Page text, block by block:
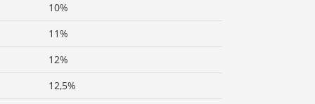
10%
11%
12%
12,5%